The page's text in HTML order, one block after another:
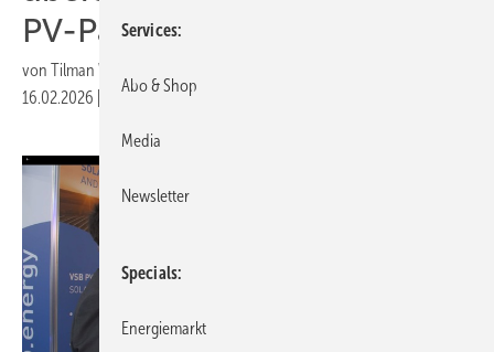
PV-Parks
von Tilman Weber
16.02.2026
Druckvorschau
Services
Abo & Shop
Media
Newsletter
Specials
Energiemarkt